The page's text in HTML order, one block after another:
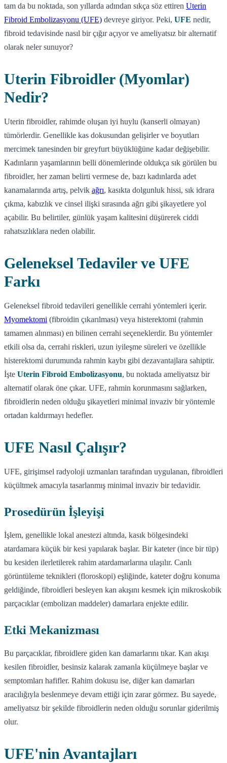
tam da bu noktada, son yıllarda adından sıkça söz ettiren Uterin
Fibroid Embolizasyonu (UFE) devreye giriyor. Peki, UFE nedir,
fibroid tedavisinde nasıl bir çığır açıyor ve ameliyatsız bir alternatif
olarak neler sunuyor?
Uterin Fibroidler (Myomlar)
Nedir?
Uterin fibroidler, rahimde oluşan iyi huylu (kanserli olmayan)
tümörlerdir. Genellikle kas dokusundan gelişirler ve boyutları
mercimek tanesinden bir greyfurt büyüklüğüne kadar değişebilir.
Kadınların yaşamlarının belli dönemlerinde oldukça sık görülen bu
fibroidler, her zaman belirti vermese de, bazı kadınlarda adet
kanamalarında artış, pelvik ağrı, kasıkta dolgunluk hissi, sık idrara
çıkma, kabızlık ve cinsel ilişki sırasında ağrı gibi şikayetlere yol
açabilir. Bu belirtiler, günlük yaşam kalitesini düşürerek ciddi
rahatsızlıklara neden olabilir.
Geleneksel Tedaviler ve UFE
Farkı
Geleneksel fibroid tedavileri genellikle cerrahi yöntemleri içerir.
Myomektomi (fibroidin çıkarılması) veya histerektomi (rahmin
tamamen alınması) en bilinen cerrahi seçeneklerdir. Bu yöntemler
etkili olsa da, cerrahi riskleri, uzun iyileşme süreleri ve özellikle
histerektomi durumunda rahmin kaybı gibi dezavantajlara sahiptir.
İşte Uterin Fibroid Embolizasyonu, bu noktada ameliyatsız bir
alternatif olarak öne çıkar. UFE, rahmin korunmasını sağlarken,
fibroidlerin neden olduğu şikayetleri minimal invaziv bir yöntemle
ortadan kaldırmayı hedefler.
UFE Nasıl Çalışır?
UFE, girişimsel radyoloji uzmanları tarafından uygulanan, fibroidleri
küçültmek amacıyla tasarlanmış minimal invaziv bir tedavidir.
Prosedürün İşleyişi
İşlem, genellikle lokal anestezi altında, kasık bölgesindeki
atardamara küçük bir kesi yapılarak başlar. Bir kateter (ince bir tüp)
bu kesiden ilerletilerek rahim atardamarlarına ulaşılır. Canlı
görüntüleme teknikleri (floroskopi) eşliğinde, kateter doğru konuma
geldiğinde, fibroidleri besleyen kan akışını kesmek için mikroskobik
parçacıklar (embolizan maddeler) damarlara enjekte edilir.
Etki Mekanizması
Bu parçacıklar, fibroidlere giden kan damarlarını tıkar. Kan akışı
kesilen fibroidler, besinsiz kalarak zamanla küçülmeye başlar ve
semptomları hafifler. Rahim dokusu ise, diğer kan damarları
aracılığıyla beslenmeye devam ettiği için zarar görmez. Bu sayede,
ameliyatsız bir şekilde fibroidlerin neden olduğu sorunlar giderilmiş
olur.
UFE'nin Avantajları